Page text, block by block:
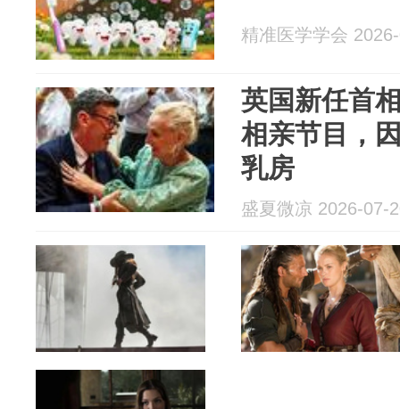
精准医学学会
英国新任首
相亲节目，
乳房
盛夏微凉 2026-07-